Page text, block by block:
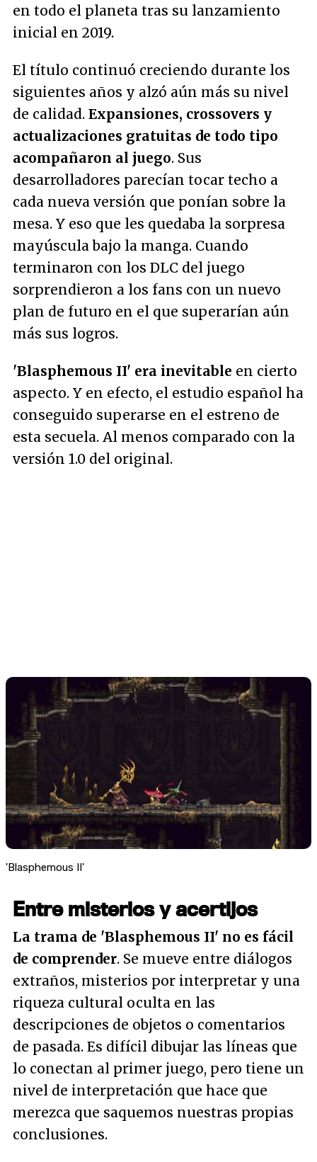
en todo el planeta tras su lanzamiento
inicial en 2019.
El título continuó creciendo durante los
siguientes años y alzó aún más su nivel
de calidad. Expansiones, crossovers y
actualizaciones gratuitas de todo tipo
acompañaron al juego. Sus
desarrolladores parecían tocar techo a
cada nueva versión que ponían sobre la
mesa. Y eso que les quedaba la sorpresa
mayúscula bajo la manga. Cuando
terminaron con los DLC del juego
sorprendieron a los fans con un nuevo
plan de futuro en el que superarían aún
más sus logros.
'Blasphemous II' era inevitable en cierto
aspecto. Y en efecto, el estudio español ha
conseguido superarse en el estreno de
esta secuela. Al menos comparado con la
versión 1.0 del original.
'Blasphemous II'
Entre misterios y acertijos
La trama de 'Blasphemous II' no es fácil
de comprender. Se mueve entre diálogos
extraños, misterios por interpretar y una
riqueza cultural oculta en las
descripciones de objetos o comentarios
de pasada. Es difícil dibujar las líneas que
lo conectan al primer juego, pero tiene un
nivel de interpretación que hace que
merezca que saquemos nuestras propias
conclusiones.